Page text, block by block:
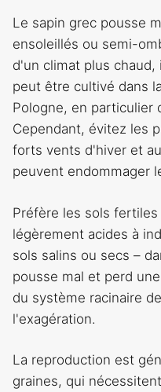
Le sapin grec pousse
ensoleillés ou semi-
d'un climat plus
peut être cultivé dans
Pologne, en particulier
Cependant, évitez les
forts vents d'hiver et
peuvent endommager
Préfère les sols
légèrement acides à
sols salins ou secs –
pousse mal et perd
du système racinaire
l'exagération.
La reproduction est
graines, qui